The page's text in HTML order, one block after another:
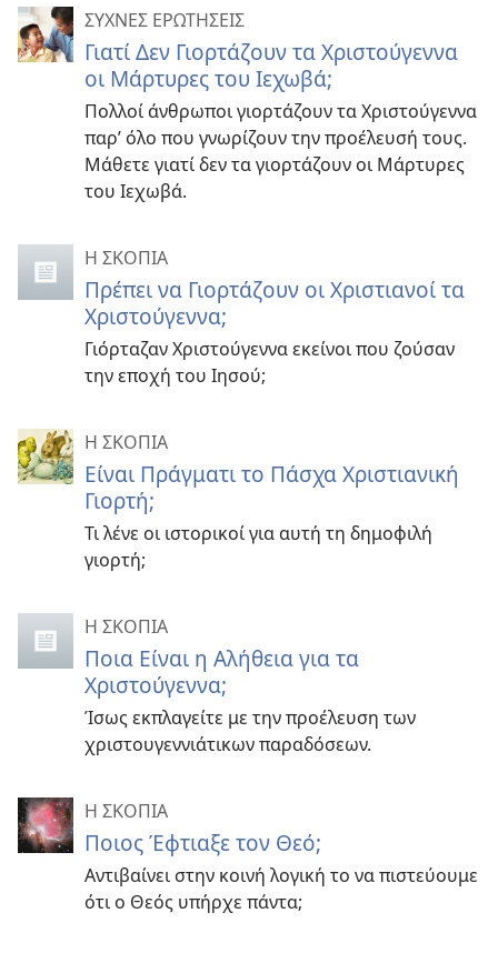
ΣΥΧΝΕΣ ΕΡΩΤΗΣΕΙΣ
Γιατί Δεν Γιορτάζουν τα Χριστούγεννα
οι Μάρτυρες του Ιεχωβά;
Πολλοί άνθρωποι γιορτάζουν τα Χριστούγεννα
παρ’ όλο που γνωρίζουν την προέλευσή τους.
Μάθετε γιατί δεν τα γιορτάζουν οι Μάρτυρες
του Ιεχωβά.
Η ΣΚΟΠΙΑ
Πρέπει να Γιορτάζουν οι Χριστιανοί τα
Χριστούγεννα;
Γιόρταζαν Χριστούγεννα εκείνοι που ζούσαν
την εποχή του Ιησού;
Η ΣΚΟΠΙΑ
Είναι Πράγματι το Πάσχα Χριστιανική
Γιορτή;
Τι λένε οι ιστορικοί για αυτή τη δημοφιλή
γιορτή;
Η ΣΚΟΠΙΑ
Ποια Είναι η Αλήθεια για τα
Χριστούγεννα;
Ίσως εκπλαγείτε με την προέλευση των
χριστουγεννιάτικων παραδόσεων.
Η ΣΚΟΠΙΑ
Ποιος Έφτιαξε τον Θεό;
Αντιβαίνει στην κοινή λογική το να πιστεύουμε
ότι ο Θεός υπήρχε πάντα;